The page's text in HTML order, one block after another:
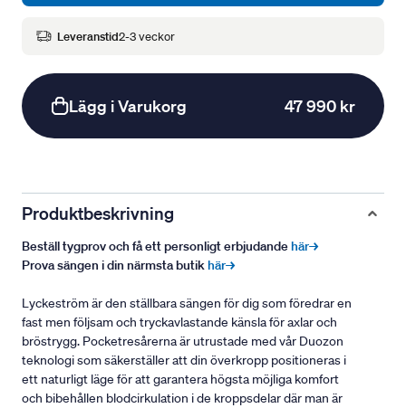
Leveranstid2-3 veckor
Lägg i Varukorg 47 990 kr
Produktbeskrivning
Beställ tygprov och få ett personligt erbjudandehär→
Prova sängen i din närmsta butikhär→
Lyckeström är den ställbara sängen för dig som föredrar en
fast men följsam och tryckavlastande känsla för axlar och
bröstrygg. Pocketresårerna är utrustade med vår Duozon
teknologi som säkerställer att din överkropp positioneras i
ett naturligt läge för att garantera högsta möjliga komfort
och bibehållen blodcirkulation i de kroppsdelar där man är